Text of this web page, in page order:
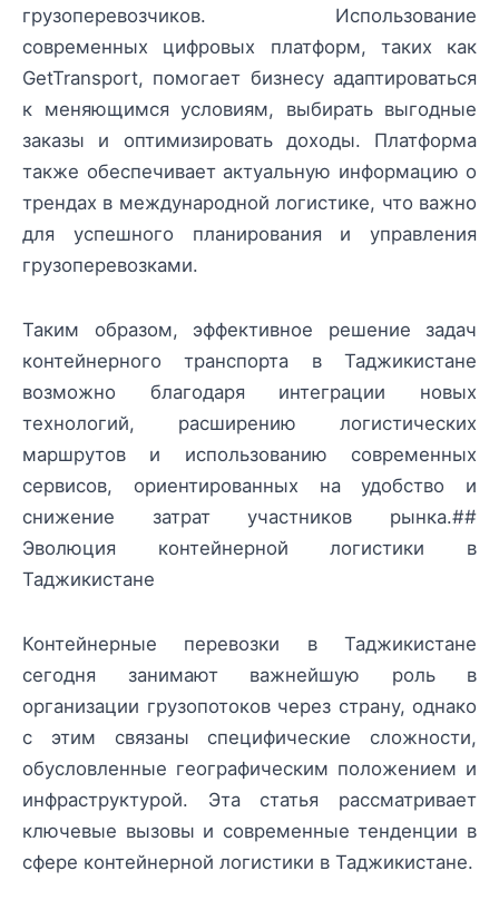
грузоперевозчиков. Использование
современных цифровых платформ, таких как
GetTransport, помогает бизнесу адаптироваться
к меняющимся условиям, выбирать выгодные
заказы и оптимизировать доходы. Платформа
также обеспечивает актуальную информацию о
трендах в международной логистике, что важно
для успешного планирования и управления
грузоперевозками.
Таким образом, эффективное решение задач
контейнерного транспорта в Таджикистане
возможно благодаря интеграции новых
технологий, расширению логистических
маршрутов и использованию современных
сервисов, ориентированных на удобство и
снижение затрат участников рынка.##
Эволюция контейнерной логистики в
Таджикистане
Контейнерные перевозки в Таджикистане
сегодня занимают важнейшую роль в
организации грузопотоков через страну, однако
с этим связаны специфические сложности,
обусловленные географическим положением и
инфраструктурой. Эта статья рассматривает
ключевые вызовы и современные тенденции в
сфере контейнерной логистики в Таджикистане.